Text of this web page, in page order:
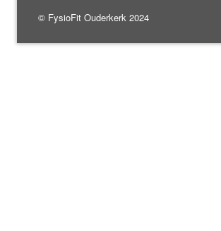
© FysioFit Ouderkerk 2024